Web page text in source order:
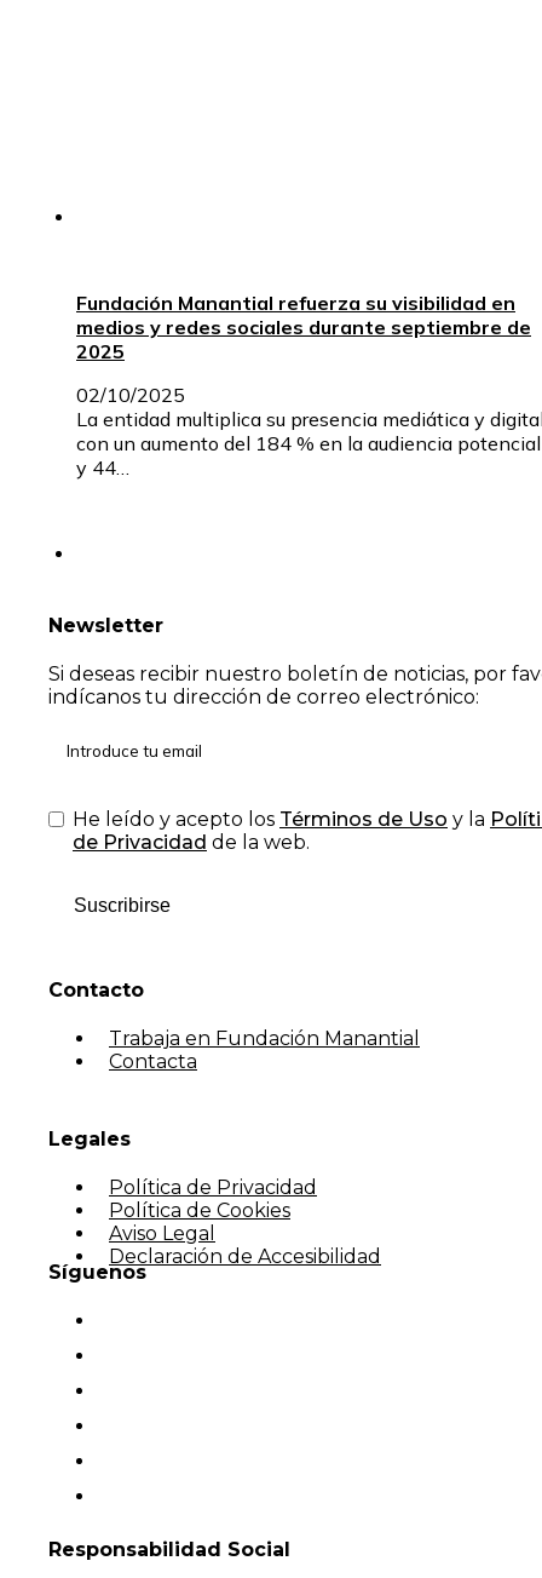
Fundación Manantial refuerza su visibilidad en
medios y redes sociales durante septiembre de
2025
02/10/2025
La entidad multiplica su presencia mediática y
con un aumento del 184 % en la audiencia potencial
y 44…
Newsletter
Si deseas recibir nuestro boletín de noticias, por
indícanos tu dirección de correo electrónico:
He leído y acepto los Términos de Uso y la
de Privacidad de la web.
Suscribirse
Contacto
Trabaja en Fundación Manantial
Contacta
Legales
Política de Privacidad
Política de Cookies
Aviso Legal
Declaración de Accesibilidad
Síguenos
Responsabilidad Social